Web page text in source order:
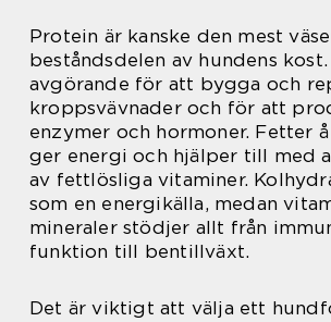
Protein är kanske den mest
beståndsdelen av hundens
avgörande för att bygga och
kroppsvävnader och för att
enzymer och hormoner. Fetter
ger energi och hjälper till med
av fettlösliga vitaminer.
som en energikälla, medan
mineraler stödjer allt från
funktion till bentillväxt.
Det är viktigt att välja ett